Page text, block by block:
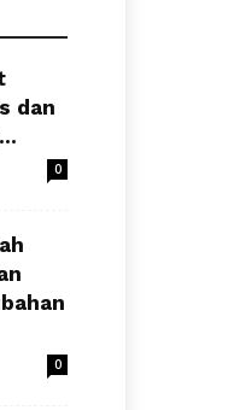
dan
0
0